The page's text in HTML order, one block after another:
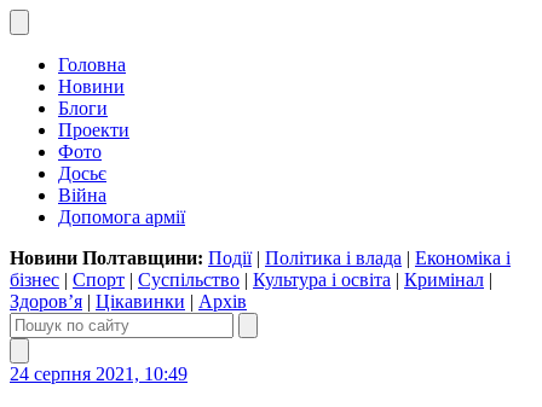
Головна
Новини
Блоги
Проекти
Фото
Досьє
Війна
Допомога армії
Новини Полтавщини: Події| Політика і влада | Економіка і
бізнес | Спорт | Суспільство | Культура і освіта | Кримінал |
Здоров’я | Цікавинки | Архів
24 серпня 2021, 10:49